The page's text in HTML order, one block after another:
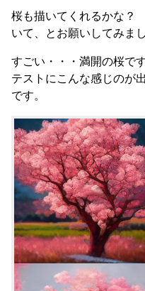
桜も描いてくれるかな？
いて、とお願いしてみまし
すごい・・・満開の桜で
テストにこんな感じのが
です。